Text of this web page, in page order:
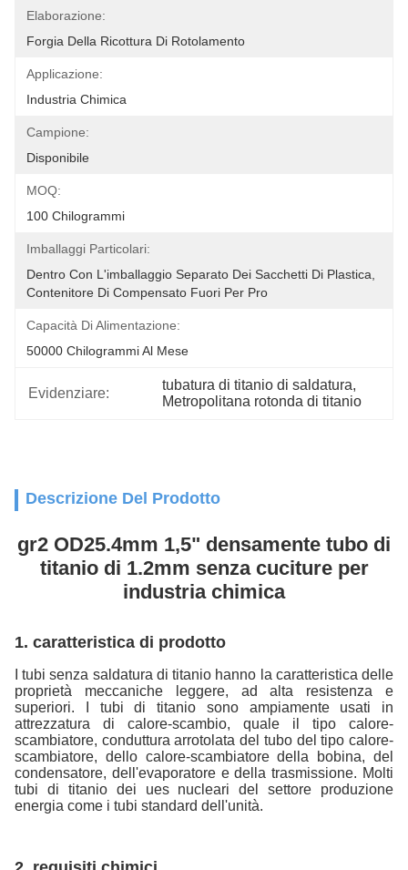
Elaborazione:
Forgia Della Ricottura Di Rotolamento
Applicazione:
Industria Chimica
Campione:
Disponibile
MOQ:
100 Chilogrammi
Imballaggi Particolari:
Dentro Con L'imballaggio Separato Dei Sacchetti Di Plastica,
Contenitore Di Compensato Fuori Per Pro
Capacità Di Alimentazione:
50000 Chilogrammi Al Mese
Evidenziare:
tubatura di titanio di saldatura,
Metropolitana rotonda di titanio
Descrizione Del Prodotto
gr2 OD25.4mm 1,5" densamente tubo di
titanio di 1.2mm senza cuciture per
industria chimica
1. caratteristica di prodotto
I tubi senza saldatura di titanio hanno la caratteristica delle
proprietà meccaniche leggere, ad alta resistenza e
superiori. I tubi di titanio sono ampiamente usati in
attrezzatura di calore-scambio, quale il tipo calore-
scambiatore, conduttura arrotolata del tubo del tipo calore-
scambiatore, dello calore-scambiatore della bobina, del
condensatore, dell'evaporatore e della trasmissione. Molti
tubi di titanio dei ues nucleari del settore produzione
energia come i tubi standard dell'unità.